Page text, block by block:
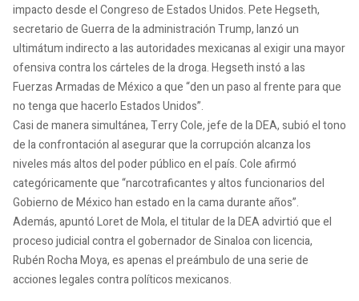
impacto desde el Congreso de Estados Unidos. Pete Hegseth,
secretario de Guerra de la administración Trump, lanzó un
ultimátum indirecto a las autoridades mexicanas al exigir una mayor
ofensiva contra los cárteles de la droga. Hegseth instó a las
Fuerzas Armadas de México a que “den un paso al frente para que
no tenga que hacerlo Estados Unidos”.
Casi de manera simultánea, Terry Cole, jefe de la DEA, subió el tono
de la confrontación al asegurar que la corrupción alcanza los
niveles más altos del poder público en el país. Cole afirmó
categóricamente que “narcotraficantes y altos funcionarios del
Gobierno de México han estado en la cama durante años”.
Además, apuntó Loret de Mola, el titular de la DEA advirtió que el
proceso judicial contra el gobernador de Sinaloa con licencia,
Rubén Rocha Moya, es apenas el preámbulo de una serie de
acciones legales contra políticos mexicanos.